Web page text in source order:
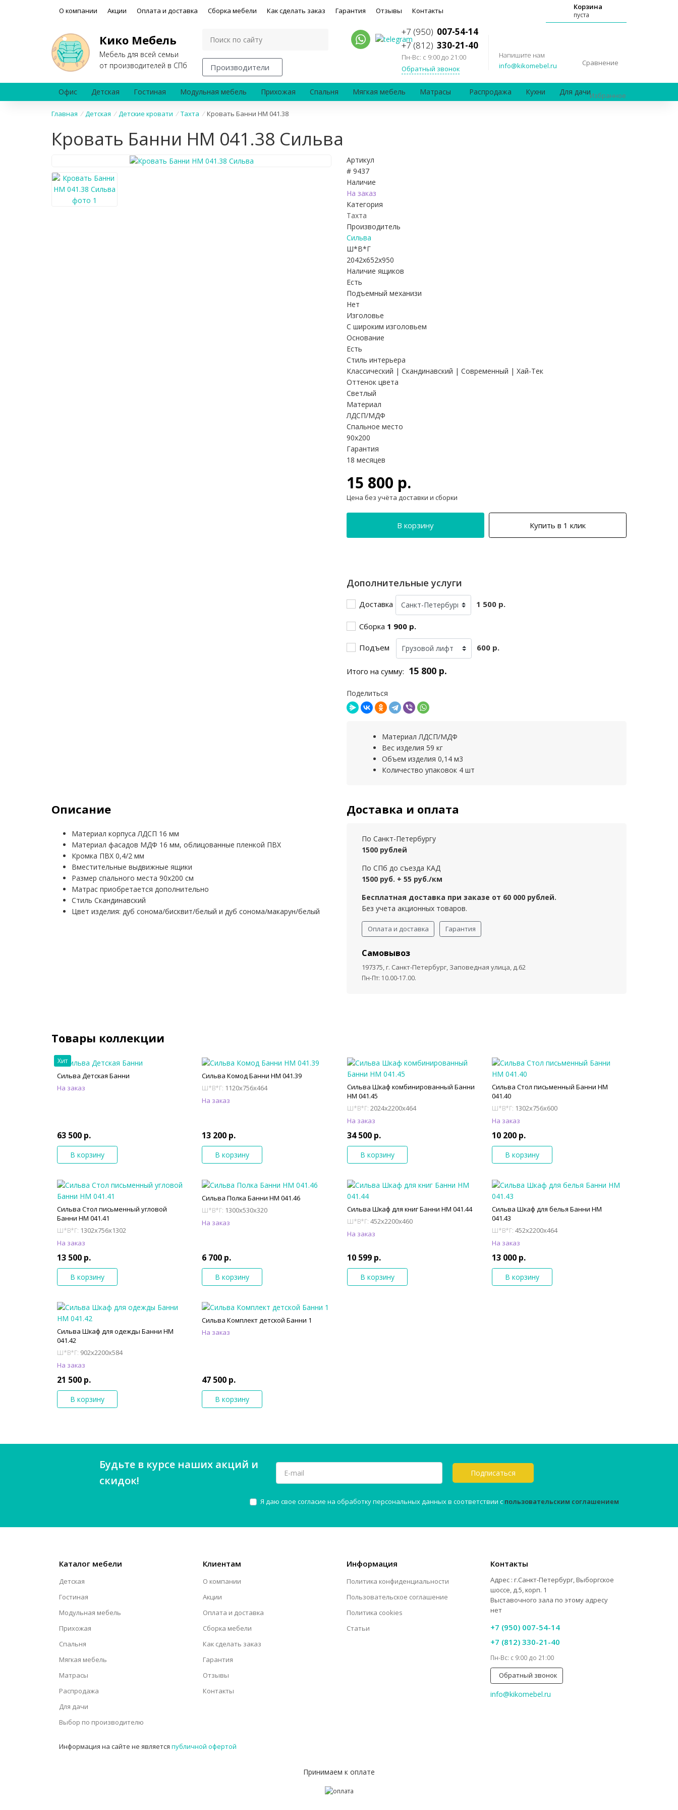
О компании Акции Оплата и доставка Сборка мебели Как сделать заказ Гарантия Отзывы Контакты
Кико Мебель
Мебель для всей семьи
от производителей в СПб
Производители
+7 (950) 007-54-14
+7 (812) 330-21-40
Пн-Вс: с 9:00 до 21:00
Обратный звонок
Напишите нам
info@kikomebel.ru
Сравнение
Избранное
Корзина
пуста
Офис Детская Гостиная Модульная мебель Прихожая Спальня Мягкая мебель Матрасы Распродажа Кухни Для дачи
Главная / Детская / Детские кровати / Тахта / Кровать Банни НМ 041.38
Кровать Банни НМ 041.38 Сильва
Артикул
# 9437
Наличие
На заказ
Категория
Тахта
Производитель
Сильва
Ш*В*Г
2042x652x950
Наличие ящиков
Есть
Подъемный механизи
Нет
Изголовье
С широким изголовьем
Основание
Есть
Стиль интерьера
Классический | Скандинавский | Современный | Хай-Тек
Оттенок цвета
Светлый
Материал
ЛДСП/МДФ
Спальное место
90х200
Гарантия
18 месяцев
15 800 р.
Цена без учёта доставки и сборки
В корзину Купить в 1 клик
Дополнительные услуги
Доставка 1 500 р.
Сборка 1 900 р.
Подъем 600 р.
Итого на сумму: 15 800 р.
Поделиться
Материал ЛДСП/МДФ
Вес изделия 59 кг
Объем изделия 0,14 м3
Количество упаковок 4 шт
Описание
Материал корпуса ЛДСП 16 мм
Материал фасадов МДФ 16 мм, облицованные пленкой ПВХ
Кромка ПВХ 0,4/2 мм
Вместительные выдвижные ящики
Размер спального места 90х200 см
Матрас приобретается дополнительно
Стиль Скандинавский
Цвет изделия: дуб сонома/бисквит/белый и дуб сонома/макарун/белый
Доставка и оплата
По Санкт-Петербургу
1500 рублей
По СПб до съезда КАД
1500 руб. + 55 руб./км
Бесплатная доставка при заказе от 60 000 рублей.
Без учета акционных товаров.
Оплата и доставка Гарантия
Самовывоз
197375, г. Санкт-Петербург, Заповедная улица, д.62
Пн-Пт: 10.00-17.00.
Товары коллекции
Хит
Сильва Детская Банни
На заказ
63 500 р.
В корзину
Сильва Комод Банни НМ 041.39
Ш*В*Г: 1120x756x464
На заказ
13 200 р.
В корзину
Сильва Шкаф комбинированный Банни
НМ 041.45
Ш*В*Г: 2024x2200x464
На заказ
34 500 р.
В корзину
Сильва Стол письменный Банни НМ
041.40
Ш*В*Г: 1302x756x600
На заказ
10 200 р.
В корзину
Сильва Стол письменный угловой
Банни НМ 041.41
Ш*В*Г: 1302x756x1302
На заказ
13 500 р.
В корзину
Сильва Полка Банни НМ 041.46
Ш*В*Г: 1300x530x320
На заказ
6 700 р.
В корзину
Сильва Шкаф для книг Банни НМ 041.44
Ш*В*Г: 452x2200x460
На заказ
10 599 р.
В корзину
Сильва Шкаф для белья Банни НМ
041.43
Ш*В*Г: 452x2200x464
На заказ
13 000 р.
В корзину
Сильва Шкаф для одежды Банни НМ
041.42
Ш*В*Г: 902x2200x584
На заказ
21 500 р.
В корзину
Сильва Комплект детской Банни 1
На заказ
47 500 р.
В корзину
Будьте в курсе наших акций и
скидок!
Подписаться
Я даю свое согласие на обработку персональных данных в соответствии с пользовательским соглашением
Каталог мебели
Детская
Гостиная
Модульная мебель
Прихожая
Спальня
Мягкая мебель
Матрасы
Распродажа
Для дачи
Выбор по производителю
Клиентам
О компании
Акции
Оплата и доставка
Сборка мебели
Как сделать заказ
Гарантия
Отзывы
Контакты
Информация
Политика конфиденциальности
Пользовательское соглашение
Политика cookies
Статьи
Контакты
Адрес : г.Санкт-Петербург, Выборгское
шоссе, д.5, корп. 1
Выставочного зала по этому адресу
нет
+7 (950) 007-54-14
+7 (812) 330-21-40
Пн-Вс: с 9:00 до 21:00
Обратный звонок
info@kikomebel.ru
Информация на сайте не является публичной офертой
Принимаем к оплате